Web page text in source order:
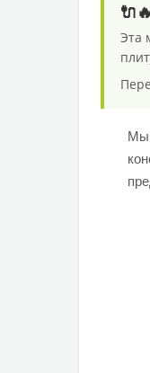
🔌🔥
Эта
Мы